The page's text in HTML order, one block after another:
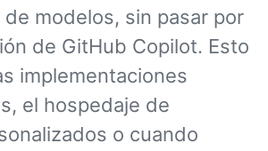
modelos, sin pasar por
de GitHub Copilot. Esto
implementaciones
el hospedaje de
o cuando